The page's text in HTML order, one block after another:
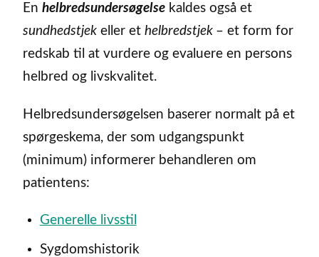
En helbredsundersøgelse kaldes også et
sundhedstjek eller et helbredstjek – et form for
redskab til at vurdere og evaluere en persons
helbred og livskvalitet.
Helbredsundersøgelsen baserer normalt på et
spørgeskema, der som udgangspunkt
(minimum) informerer behandleren om
patientens:
Generelle livsstil
Sygdomshistorik